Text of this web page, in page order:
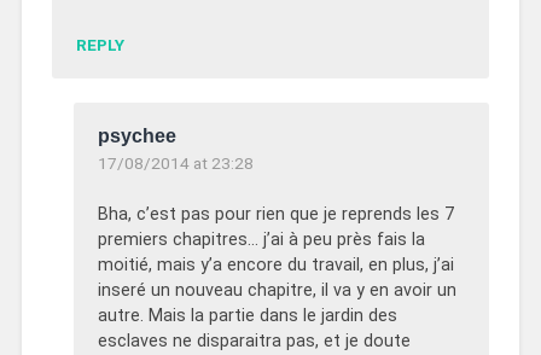
REPLY
psychee
17/08/2014 at 23:28
Bha, c’est pas pour rien que je reprends les 7
premiers chapitres… j’ai à peu près fais la
moitié, mais y’a encore du travail, en plus, j’ai
inseré un nouveau chapitre, il va y en avoir un
autre. Mais la partie dans le jardin des
esclaves ne disparaitra pas, et je doute